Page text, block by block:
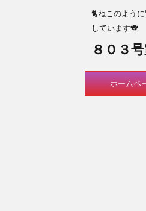
🐈ねこのよう
しています🐨
８０３
ホームペ